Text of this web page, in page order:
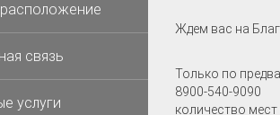
Ждем вас на
Только по
8900-540-9090
количество мест
связь
услуги